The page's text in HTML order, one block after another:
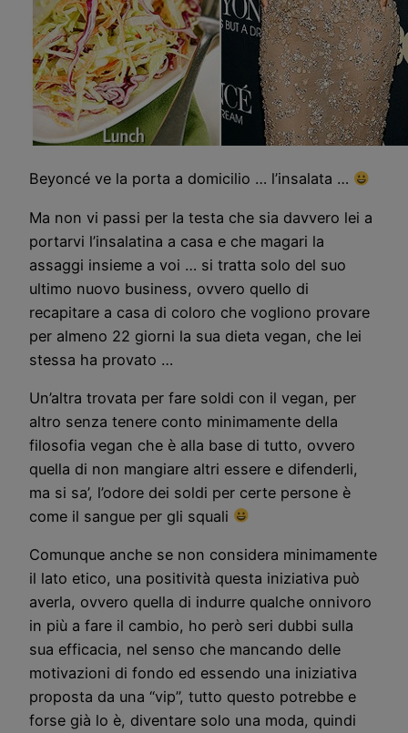
Beyoncé ve la porta a domicilio … l’insalata …
Ma non vi passi per la testa che sia davvero lei a
portarvi l’insalatina a casa e che magari la
assaggi insieme a voi … si tratta solo del suo
ultimo nuovo business, ovvero quello di
recapitare a casa di coloro che vogliono provare
per almeno 22 giorni la sua dieta vegan, che lei
stessa ha provato …
Un’altra trovata per fare soldi con il vegan, per
altro senza tenere conto minimamente della
filosofia vegan che è alla base di tutto, ovvero
quella di non mangiare altri essere e difenderli,
ma si sa’, l’odore dei soldi per certe persone è
come il sangue per gli squali
Comunque anche se non considera minimamente
il lato etico, una positività questa iniziativa può
averla, ovvero quella di indurre qualche onnivoro
in più a fare il cambio, ho però seri dubbi sulla
sua efficacia, nel senso che mancando delle
motivazioni di fondo ed essendo una iniziativa
proposta da una “vip”, tutto questo potrebbe e
forse già lo è, diventare solo una moda, quindi